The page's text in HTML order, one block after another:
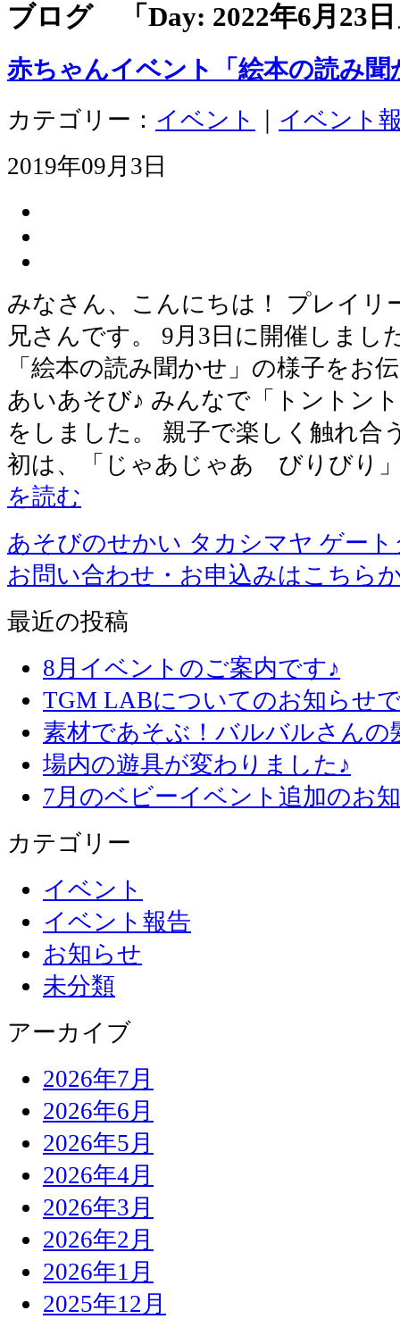
ブログ 「Day: 2022年6月23日
赤ちゃんイベント「絵本の読み
カテゴリー： イベント
イベント
2019年09月3日
みなさん、こんにちは！ プレイリ
兄さんです。 9月3日に開催しまし
「絵本の読み聞かせ」の様子をお
あいあそび♪ みんなで「トントン
をしました。 親子で楽しく触れ合
初は、「じゃあじゃあ びりびり
を読む
あそびのせかい タカシマヤ ゲー
お問い合わせ・お申込みはこちら
最近の投稿
8月イベントのご案内です♪
TGM LABについてのお知らせ
素材であそぶ！バルバルさん
場内の遊具が変わりました♪
7月のベビーイベント追加のお
カテゴリー
イベント
イベント報告
お知らせ
未分類
アーカイブ
2026年7月
2026年6月
2026年5月
2026年4月
2026年3月
2026年2月
2026年1月
2025年12月